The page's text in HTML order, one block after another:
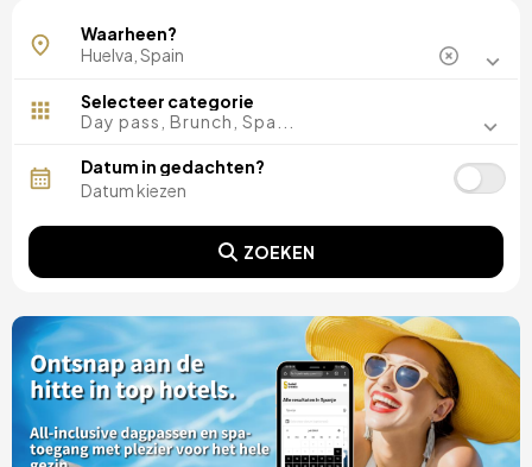
El Rocío
Isla Canela
Matalascañas
Waarheen?
Selecteer categorie
Day pass, Brunch, Spa...
Datum in gedachten?
ZOEKEN